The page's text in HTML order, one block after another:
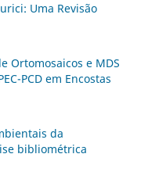
Uma Revisão
Ortomosaicos e MDS
PCD em Encostas
da
bibliométrica